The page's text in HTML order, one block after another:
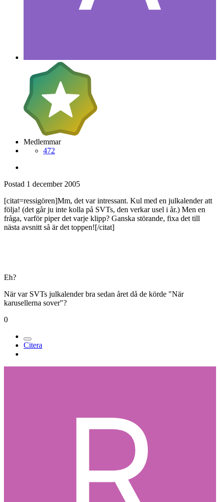
Medlemmar
472
Postad 1 december 2005
[citat=ressigören]Mm, det var intressant. Kul med en julkalender att
följa! (det går ju inte kolla på SVTs, den verkar usel i år.) Men en
fråga, varför piper det varje klipp? Ganska störande, fixa det till
nästa avsnitt så är det toppen![/citat]
Eh?
När var SVTs julkalender bra sedan året då de körde "När
karusellerna sover"?
0
Citera